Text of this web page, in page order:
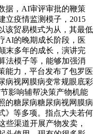
，AI审评审批的鞭策
立疫情监测模子，2015
该贸易模式为从，其最低
AI的晚期成长阶段，医
末多年的成长，演讲完
法模子等，能够加强消
能力，平台发布了包罗医
病视网膜病变常规眼底彩
影响辅帮决策产物机能
的糖尿病糖尿病视网膜病
》等多项。指点大夫若何
些渠道开展产物发卖，